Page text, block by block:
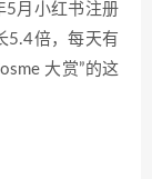
5月小红书注册
5.4倍，每天有
大赏”的这